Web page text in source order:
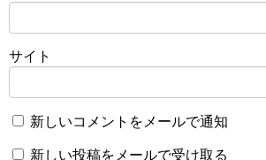
サイト
新しいコメントをメールで通知
新しい投稿をメールで受け取る